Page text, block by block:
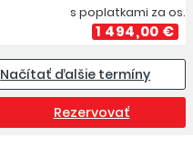
s poplatkami za os.
1 494,00 €
Načítať ďalšie termíny
Rezervovať